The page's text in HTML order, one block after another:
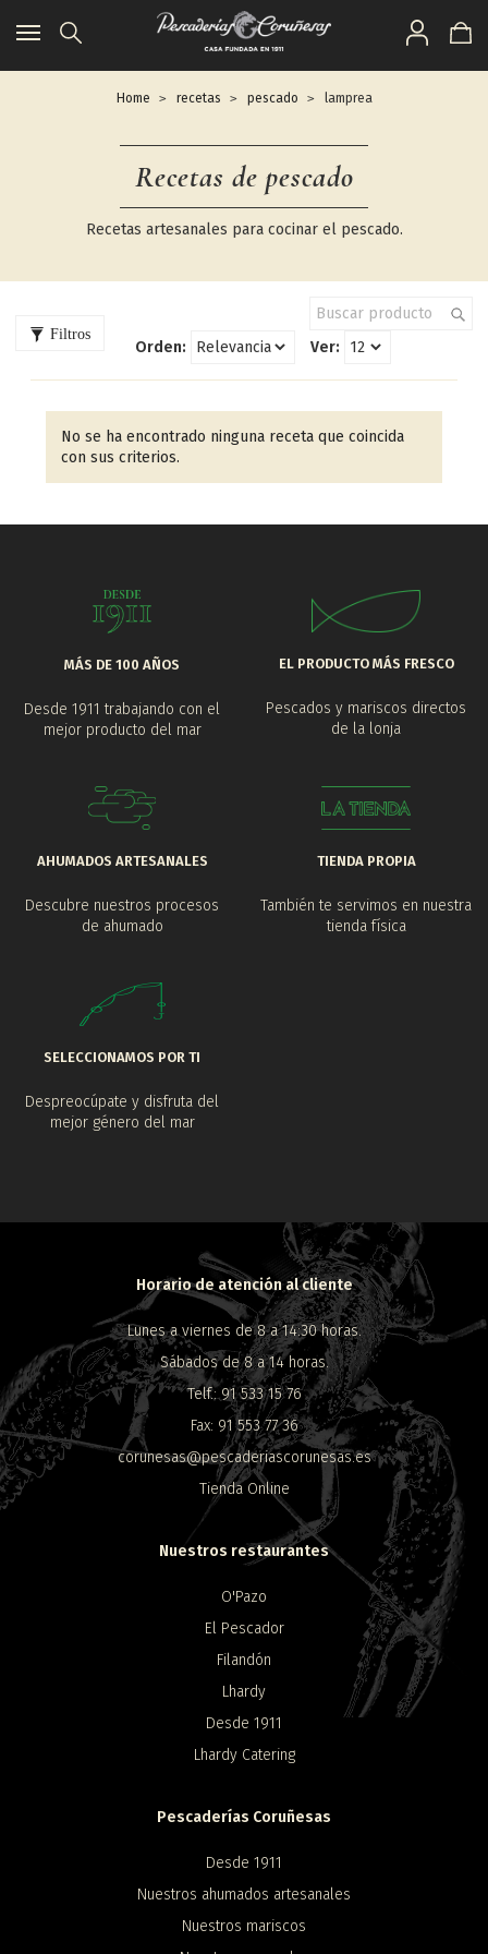
Toggle
Home recetas pescado lamprea
Recetas de pescado
Recetas artesanales para cocinar el pescado.
Filtros
Orden: Ver:
No se ha encontrado ninguna receta que coincida
con sus criterios.
MÁS DE 100 AÑOS
Desde 1911 trabajando con el
mejor producto del mar
EL PRODUCTO MÁS FRESCO
Pescados y mariscos directos
de la lonja
AHUMADOS ARTESANALES
Descubre nuestros procesos
de ahumado
TIENDA PROPIA
También te servimos en nuestra
tienda física
SELECCIONAMOS POR TI
Despreocúpate y disfruta del
mejor género del mar
Horario de atención al cliente
Lunes a viernes de 8 a 14:30 horas.
Sábados de 8 a 14 horas.
Telf.: 91 533 15 76
Fax: 91 553 77 36
corunesas@pescaderiascorunesas.es
Tienda Online
Nuestros restaurantes
O'Pazo
El Pescador
Filandón
Lhardy
Desde 1911
Lhardy Catering
Pescaderías Coruñesas
Desde 1911
Nuestros ahumados artesanales
Nuestros mariscos